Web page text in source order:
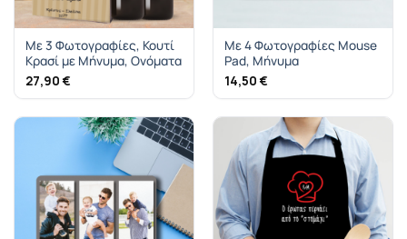
Mε 3 Φωτογραφίες, Κουτί
Κρασί με Μήνυμα, Ονόματα
27,90 €
Mε 4 Φωτογραφίες Mouse
Pad, Μήνυμα
14,50 €